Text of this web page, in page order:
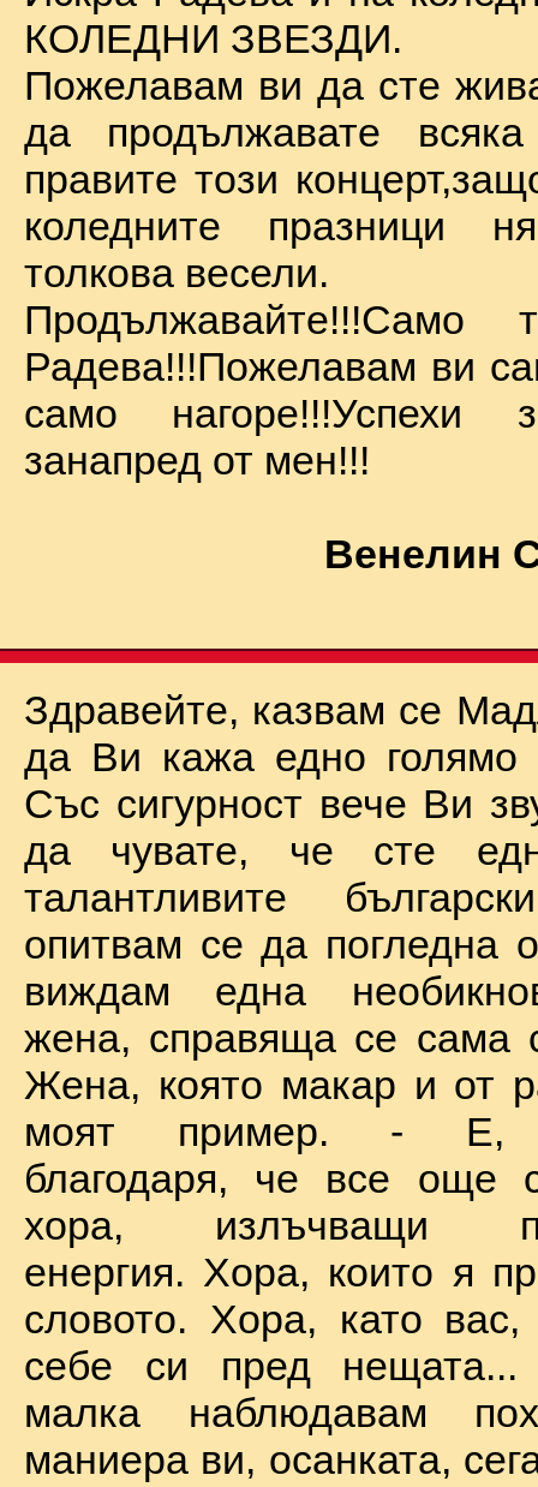
КОЛЕДНИ ЗВЕЗДИ.
Пожелавам ви да сте
да продължавате
правите този
коледните празници
толкова весели.
Продължавайте!!!Само
Радева!!!Пожелавам ви
само
занапред от мен!!!
Венелин
Здравейте, казвам се
да Ви кажа едно голямо
Със сигурност вече Ви
да чувате, че сте
талантливите
опитвам се да погледна
виждам една
жена, справяща се сама
Жена, която макар и от
моят пример. - Е,
благодаря, че все още
хора, излъчващи
енергия. Хора, които я
словото. Хора, като
себе си пред
малка наблюдавам
маниера ви, осанката,